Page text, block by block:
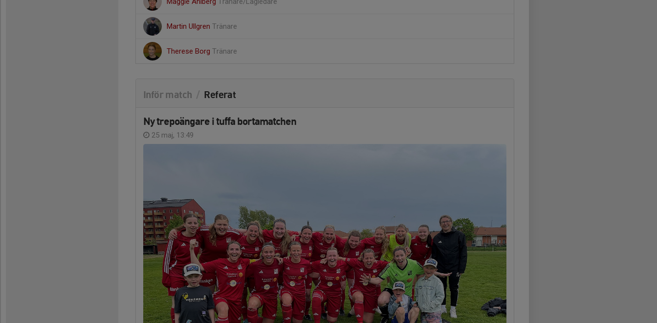
Martin Ullgren Tränare
Therese Borg Tränare
Inför match Referat
Ny trepoängare i tuffa bortamatchen
25 maj, 13:49